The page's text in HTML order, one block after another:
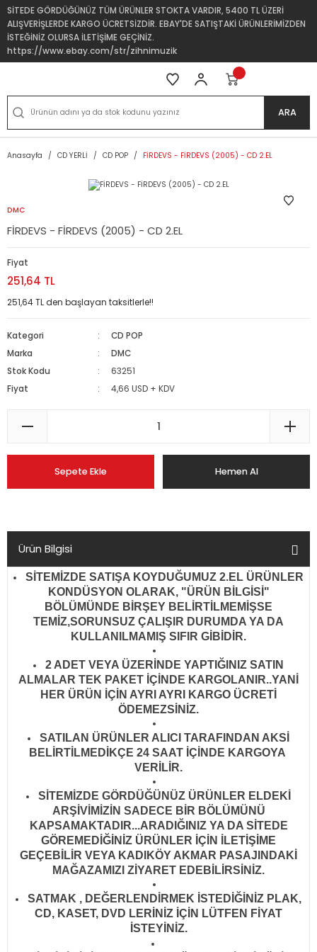
SİTEDE GÖRDÜĞÜNÜZ TÜM ÜRÜNLER STOKTA VARDIR, 5400 TL ÜZERİ
ALIŞVERİŞLERDE KARGO ÜCRETSİZDİR. EBAY'DE SATIŞTAKİ ÜRÜNLERİMİZDEN
İSTEĞİNİZ OLURSA İLETİŞİME GEÇİNİZ.
https://www.ebay.com/str/zihnimuzik
ARA
Anasayfa CD YERLİ CD POP FİRDEVS - FİRDEVS (2005) - CD 2.EL
DMC
FİRDEVS - FİRDEVS (2005) - CD 2.EL
Fiyat
251,64 TL
251,64 TL den başlayan taksitlerle!!
Kategori
CD POP
Marka
DMC
Stok Kodu
63251
Fiyat
4,66 USD + KDV
Sepete Ekle Hemen Al
Ürün Bilgisi
SİTEMİZDE SATIŞA KOYDUĞUMUZ 2.EL ÜRÜNLER
KONDÜSYON OLARAK, "ÜRÜN BİLGİSİ"
BÖLÜMÜNDE BİRŞEY BELİRTİLMEMİŞSE
TEMİZ,SORUNSUZ ÇALIŞIR DURUMDA YA DA
KULLANILMAMIŞ SIFIR GİBİDİR.
2 ADET VEYA ÜZERİNDE YAPTIĞINIZ SATIN
ALMALAR TEK PAKET İÇİNDE KARGOLANIR..YANİ
HER ÜRÜN İÇİN AYRI AYRI KARGO ÜCRETİ
ÖDEMEZSİNİZ.
SATILAN ÜRÜNLER ALICI TARAFINDAN AKSİ
BELİRTİLMEDİKÇE 24 SAAT İÇİNDE KARGOYA
VERİLİR.
SİTEMİZDE GÖRDÜĞÜNÜZ ÜRÜNLER ELDEKİ
ARŞİVİMİZİN SADECE BİR BÖLÜMÜNÜ
KAPSAMAKTADIR...ARADIĞINIZ YA DA SİTEDE
GÖREMEDİĞİNİZ ÜRÜNLER İÇİN İLETİŞİME
GEÇEBİLİR VEYA KADIKÖY AKMAR PASAJINDAKİ
MAĞAZAMIZI ZİYARET EDEBİLİRSİNİZ.
SATMAK , DEĞERLENDİRMEK İSTEDİĞİNİZ PLAK,
CD, KASET, DVD LERİNİZ İÇİN LÜTFEN FİYAT
İSTEYİNİZ.